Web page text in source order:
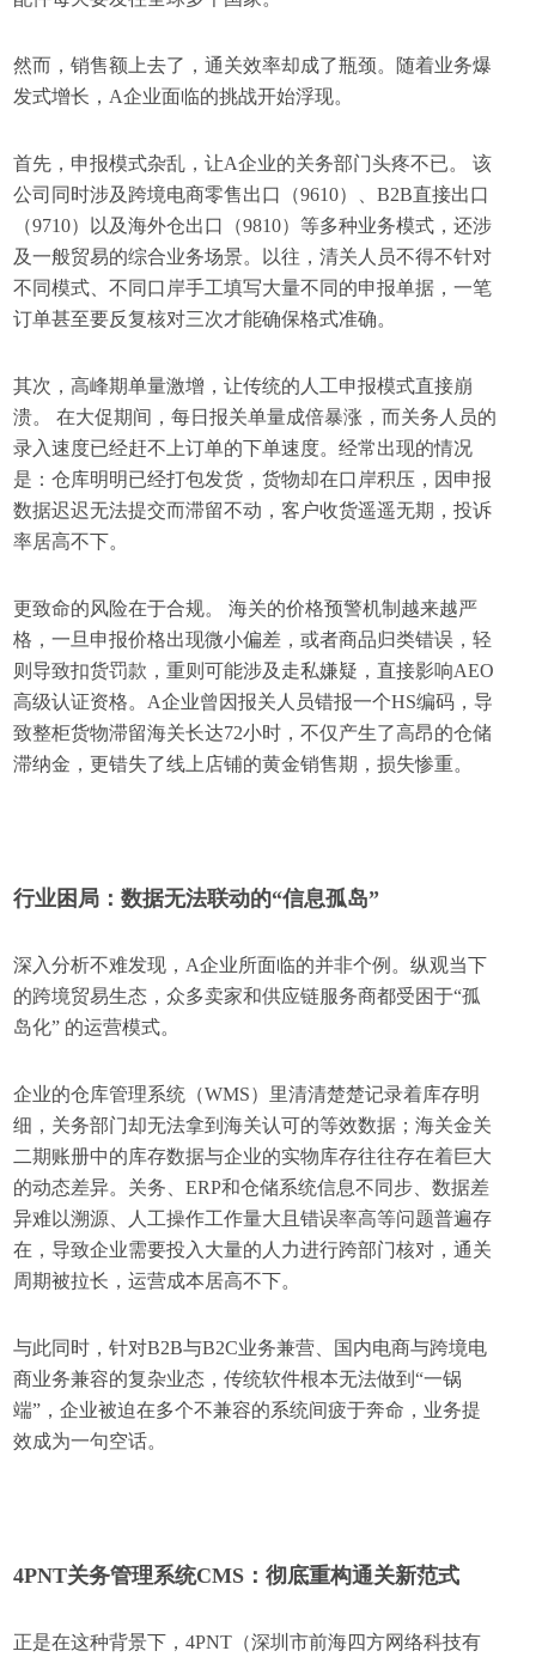
然而，销售额上去了，通关效率却成了瓶颈。随着业务爆
发式增长，A企业面临的挑战开始浮现。
首先，申报模式杂乱，让A企业的关务部门头疼不已。 该
公司同时涉及跨境电商零售出口（9610）、B2B直接出口
（9710）以及海外仓出口（9810）等多种业务模式，还涉
及一般贸易的综合业务场景。以往，清关人员不得不针对
不同模式、不同口岸手工填写大量不同的申报单据，一笔
订单甚至要反复核对三次才能确保格式准确。
其次，高峰期单量激增，让传统的人工申报模式直接崩
溃。 在大促期间，每日报关单量成倍暴涨，而关务人员的
录入速度已经赶不上订单的下单速度。经常出现的情况
是：仓库明明已经打包发货，货物却在口岸积压，因申报
数据迟迟无法提交而滞留不动，客户收货遥遥无期，投诉
率居高不下。
更致命的风险在于合规。 海关的价格预警机制越来越严
格，一旦申报价格出现微小偏差，或者商品归类错误，轻
则导致扣货罚款，重则可能涉及走私嫌疑，直接影响AEO
高级认证资格。A企业曾因报关人员错报一个HS编码，导
致整柜货物滞留海关长达72小时，不仅产生了高昂的仓储
滞纳金，更错失了线上店铺的黄金销售期，损失惨重。
行业困局：数据无法联动的“信息孤岛”
深入分析不难发现，A企业所面临的并非个例。纵观当下
的跨境贸易生态，众多卖家和供应链服务商都受困于“孤
岛化” 的运营模式。
企业的仓库管理系统（WMS）里清清楚楚记录着库存明
细，关务部门却无法拿到海关认可的等效数据；海关金关
二期账册中的库存数据与企业的实物库存往往存在着巨大
的动态差异。关务、ERP和仓储系统信息不同步、数据差
异难以溯源、人工操作工作量大且错误率高等问题普遍存
在，导致企业需要投入大量的人力进行跨部门核对，通关
周期被拉长，运营成本居高不下。
与此同时，针对B2B与B2C业务兼营、国内电商与跨境电
商业务兼容的复杂业态，传统软件根本无法做到“一锅
端”，企业被迫在多个不兼容的系统间疲于奔命，业务提
效成为一句空话。
4PNT关务管理系统CMS：彻底重构通关新范式
正是在这种背景下，4PNT（深圳市前海四方网络科技有